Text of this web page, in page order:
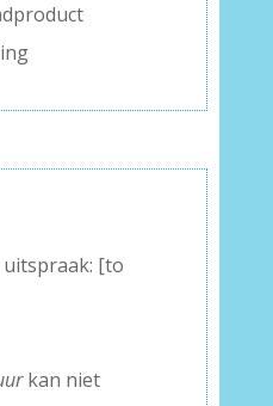
uitspraak: [to
kan niet